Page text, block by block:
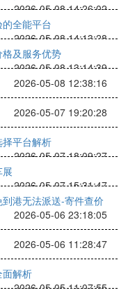
2026-05-08 14:26:02
全能平台
2026-05-08 14:13:28
及服务优势
2026-05-08 13:14:39
2026-05-08 12:38:16
2026-05-07 19:20:28
平台解析
2026-05-07 18:09:27
展
2026-05-07 15:31:47
港无法派送-寄件查价
2026-05-06 23:18:05
2026-05-06 11:28:47
解析
2026-05-05 11:07:55